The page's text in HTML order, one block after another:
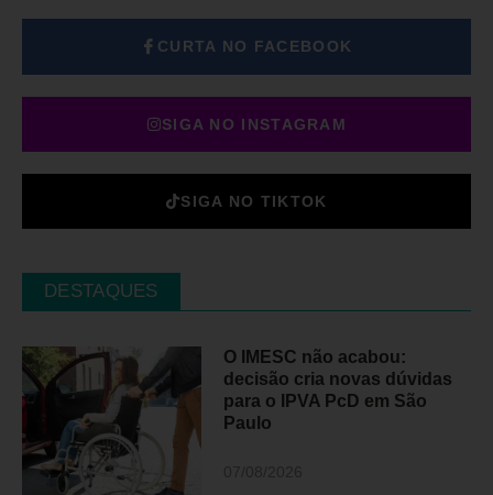
CURTA NO FACEBOOK
SIGA NO INSTAGRAM
SIGA NO TIKTOK
DESTAQUES
O IMESC não acabou:
decisão cria novas dúvidas
para o IPVA PcD em São
Paulo